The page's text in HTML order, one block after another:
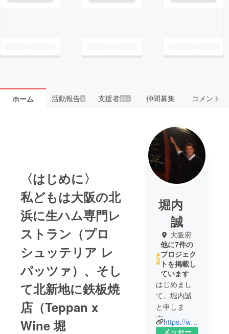
ホーム 活動報告8 支援者99+ 仲間募集 コメント
〈はじめに〉
私どもは大阪の北
浜に生ハム専門レ
ストラン（プロ
シュッテリア レ
パッツァ）、そし
て北新地に鉄板焼
店（Teppan x
Wine 堀
堀内
誠
大阪府
他に7件の
プロジェク
トを掲載し
ています
はじめまし
て。堀内誠
と申しま
す。
大阪生まれ
https://www.facebook.com/makotorepazza
メッセー